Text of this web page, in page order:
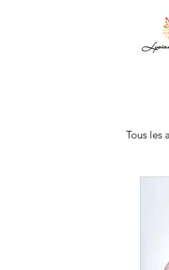
Tous les